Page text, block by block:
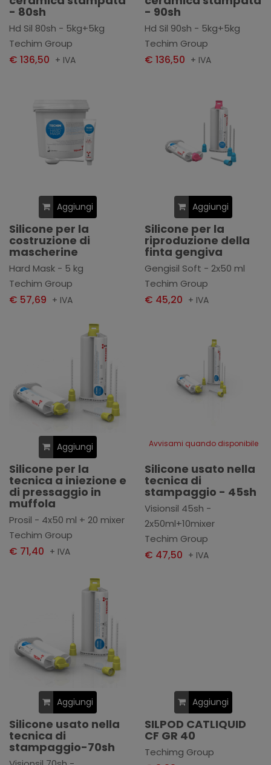
- 80sh
Hd Sil 80sh - 5kg+5kg
Techim Group
€ 136,50 + IVA
- 90sh
Hd Sil 90sh - 5kg+5kg
Techim Group
€ 136,50 + IVA
Aggiungi
Silicone per la
costruzione di
mascherine
Hard Mask - 5 kg
Techim Group
€ 57,69 + IVA
Aggiungi
Silicone per la
riproduzione della
finta gengiva
Gengisil Soft - 2x50 ml
Techim Group
€ 45,20 + IVA
Aggiungi
Silicone per la
tecnica a iniezione e
di pressaggio in
muffola
Prosil - 4x50 ml + 20 mixer
Techim Group
€ 71,40 + IVA
Avvisami quando disponibile
Silicone usato nella
tecnica di
stampaggio - 45sh
Visionsil 45sh -
2x50ml+10mixer
Techim Group
€ 47,50 + IVA
Aggiungi
Silicone usato nella
tecnica di
stampaggio-70sh
Aggiungi
SILPOD CATLIQUID
CF GR 40
Techimg Group